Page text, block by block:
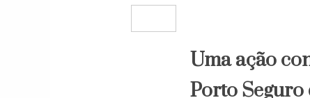
Uma ação
Porto